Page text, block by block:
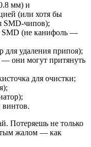
мм) и
(или хотя бы
SMD-чипов);
SMD (не канифоль —
удаления припоя);
они могут притянуть
для очистки;
винтов.
Потеряешь не только
жалом — как